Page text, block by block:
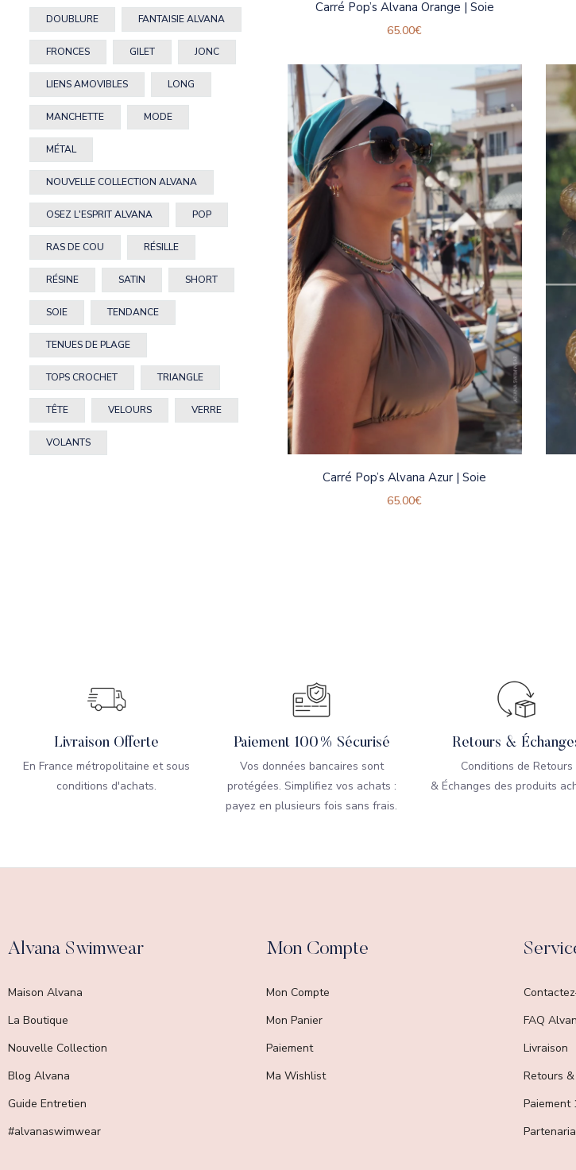
DOUBLURE FANTAISIE ALVANA
FRONCES GILET JONC
LIENS AMOVIBLES LONG
MANCHETTE MODE
MÉTAL
NOUVELLE COLLECTION ALVANA
OSEZ L'ESPRIT ALVANA POP
RAS DE COU RÉSILLE
RÉSINE SATIN SHORT
SOIE TENDANCE
TENUES DE PLAGE
TOPS CROCHET TRIANGLE
TÊTE VELOURS VERRE
VOLANTS
Carré Pop’s Alvana Orange | Soie
65.00€
Carré Pop’s Alvana Azur | Soie
65.00€
Livraison Offerte
En France métropolitaine et sous
conditions d'achats.
Paiement 100% Sécurisé
Vos données bancaires sont
protégées. Simplifiez vos achats :
payez en plusieurs fois sans frais.
Retours &
Conditions de Retours
& Échanges des produits
Alvana Swimwear
Maison Alvana
La Boutique
Nouvelle Collection
Blog Alvana
Guide Entretien
#alvanaswimwear
Mon Compte
Mon Compte
Mon Panier
Paiement
Ma Wishlist
FAQ
Livraison
Retours
Paiement